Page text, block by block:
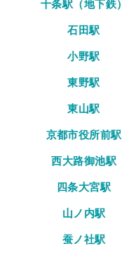
十条駅（地下鉄）
石田駅
小野駅
東野駅
東山駅
京都市役所前駅
西大路御池駅
四条大宮駅
山ノ内駅
蚕ノ社駅